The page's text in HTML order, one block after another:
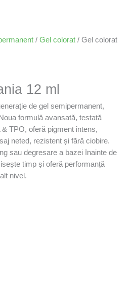
/ Gel colorat / Gel colorat
12 ml
de gel semipermanent,
formulǎ avansată, testată
TPO, oferă pigment intens,
neted, rezistent și fără ciobire.
sau degresare a bazei înainte de
timp și oferă performanță
nivel.